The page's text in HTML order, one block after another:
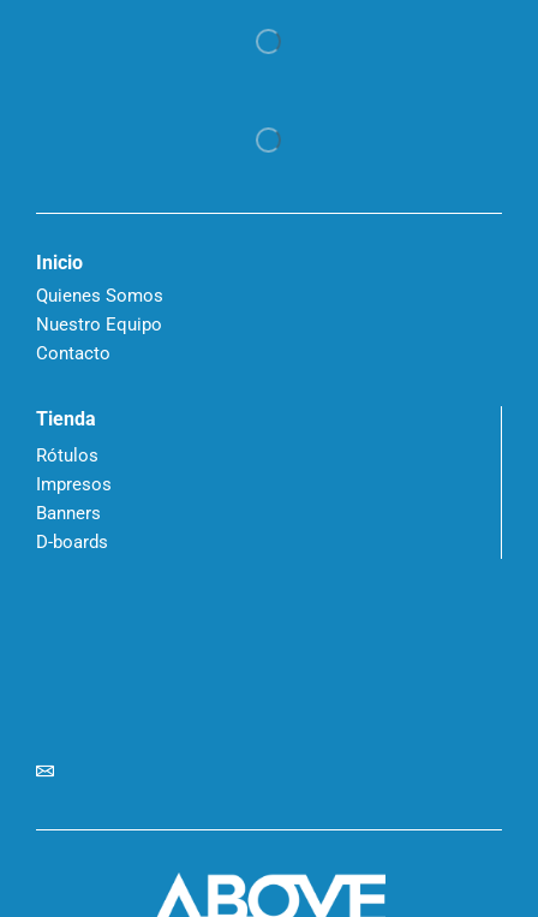
Inicio
Quienes Somos
Nuestro Equipo
Contacto
Tienda
Rótulos
Impresos
Banners
D-boards